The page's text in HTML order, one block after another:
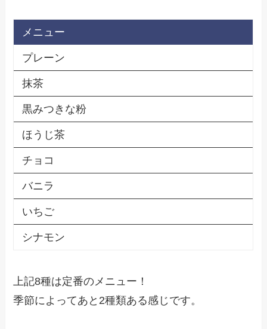
メニュー
プレーン
抹茶
黒みつきな粉
ほうじ茶
チョコ
バニラ
いちご
シナモン
上記8種は定番のメニュー！
季節によってあと2種類ある感じです。